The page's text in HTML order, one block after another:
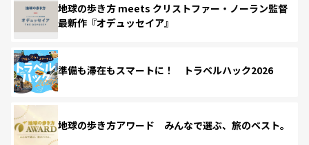
地球の歩き方 meets クリストファー・ノーラン監督
最新作『オデュッセイア』
準備も滞在もスマートに！ トラベルハック2026
地球の歩き方アワード みんなで選ぶ、旅のベスト。